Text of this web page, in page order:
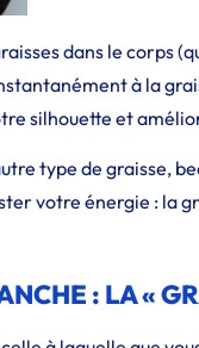
dans le corps
à la
silhouette et
type de graisse,
votre énergie : la
: LA «